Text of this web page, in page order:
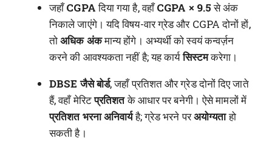
जहाँCGPAदिया गया है, वहाँCGPA × 9.5से अंक
निकाले जाएंगे। यदि विषय-वार ग्रेड और CGPA दोनों हों,
तोअधिक अंकमान्य होंगे। अभ्यर्थी को स्वयं कन्वर्ज़न
करने की आवश्यकता नहीं है; यह कार्यसिस्टमकरेगा।
DBSE जैसे बोर्ड, जहाँ प्रतिशत और ग्रेड दोनों दिए जाते
हैं, वहाँ मेरिटप्रतिशतके आधार पर बनेगी। ऐसे मामलों में
प्रतिशत भरना अनिवार्यहै; ग्रेड भरने परअयोग्यताहो
सकती है।